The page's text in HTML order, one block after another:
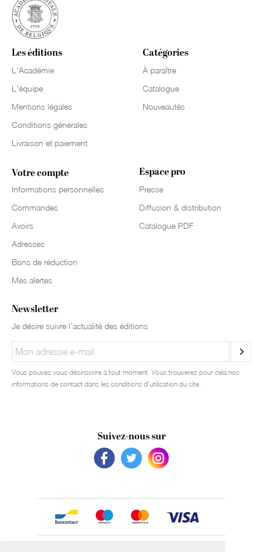
Les éditions
L'Académie
L'équipe
Mentions légales
Conditions générales
Livraison et paiement
Catégories
À paraître
Catalogue
Nouveautés
Votre compte
Informations personnelles
Commandes
Avoirs
Adresses
Bons de réduction
Mes alertes
Espace pro
Presse
Diffusion & distribution
Catalogue PDF
Newsletter
Je désire suivre l’actualité des éditions
Vous pouvez vous désinscrire à tout moment. Vous trouverez pour cela nos
informations de contact dans les conditions d'utilisation du site.
Suivez-nous sur